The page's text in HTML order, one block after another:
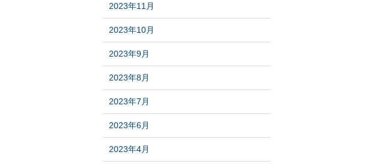
2023年11月
2023年10月
2023年9月
2023年8月
2023年7月
2023年6月
2023年4月